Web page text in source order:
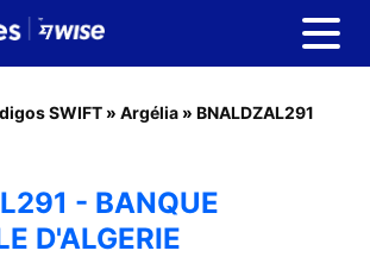
SWIFT » Argélia » BNALDZAL291
- BANQUE
D'ALGERIE